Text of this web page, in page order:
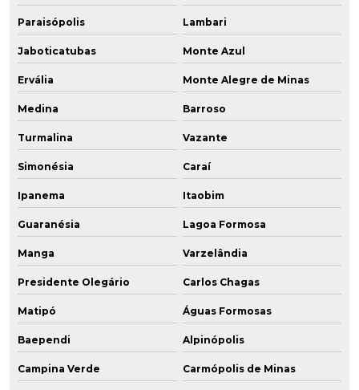
Paraisópolis Lambari
Jaboticatubas Monte Azul
Ervália Monte Alegre de Minas
Medina Barroso
Turmalina Vazante
Simonésia Caraí
Ipanema Itaobim
Guaranésia Lagoa Formosa
Manga Varzelândia
Presidente Olegário Carlos Chagas
Matipó Águas Formosas
Baependi Alpinópolis
Campina Verde Carmópolis de Minas